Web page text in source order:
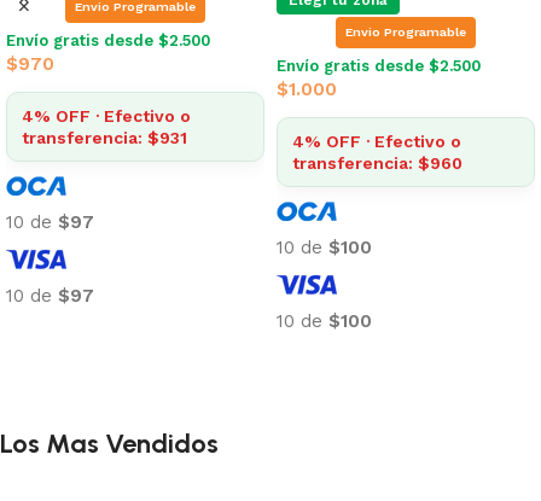
Envio Programable
Envío gratis desde $2.500
$970
4% OFF · Efectivo o
transferencia: $931
10 de $97
10 de $97
Envio Programable
Envío gratis desde $2.500
$1.000
4% OFF · Efectivo o
transferencia: $960
10 de $100
10 de $100
Los Mas Vendidos